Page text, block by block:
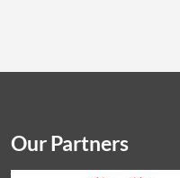
Our Partners